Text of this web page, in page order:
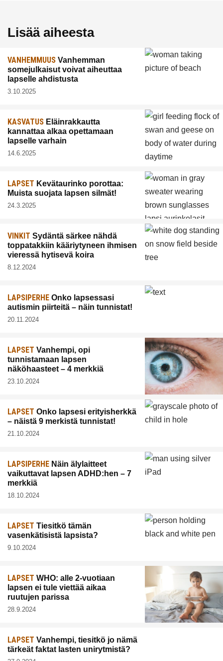
Lisää aiheesta
VANHEMMUUS Vanhemman
somejulkaisut voivat aiheuttaa
lapselle ahdistusta
3.10.2025
KASVATUS Eläinrakkautta
kannattaa alkaa opettamaan
lapselle varhain
14.6.2025
LAPSET Kevätaurinko porottaa:
Muista suojata lapsen silmät!
24.3.2025
VINKIT Sydäntä särkee nähdä
toppatakkiin kääriytyneen ihmisen
vieressä hytisevä koira
8.12.2024
LAPSIPERHE Onko lapsessasi
autismin piirteitä – näin tunnistat!
20.11.2024
LAPSET Vanhempi, opi
tunnistamaan lapsen
näköhaasteet – 4 merkkiä
23.10.2024
LAPSET Onko lapsesi erityisherkkä
– näistä 9 merkistä tunnistat!
21.10.2024
LAPSIPERHE Näin älylaitteet
vaikuttavat lapsen ADHD:hen – 7
merkkiä
18.10.2024
LAPSET Tiesitkö tämän
vasenkätisistä lapsista?
9.10.2024
LAPSET WHO: alle 2-vuotiaan
lapsen ei tule viettää aikaa
ruutujen parissa
28.9.2024
LAPSET Vanhempi, tiesitkö jo nämä
tärkeät faktat lasten unirytmistä?